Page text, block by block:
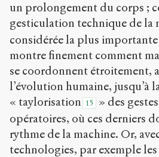
un prolongement du corps ;
gesticulation technique de la
considérée la plus
montre finement comment
se coordonnent étroitement,
l’évolution humaine, jusqu’à
« taylorisation 15 » des
opératoires, où ces derniers
rythme de la machine. Or,
technologies, par exemple